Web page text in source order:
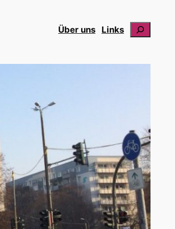
Über uns Links Suchen